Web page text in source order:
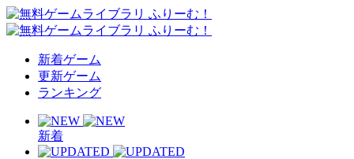
新着ゲーム
更新ゲーム
ランキング
新着